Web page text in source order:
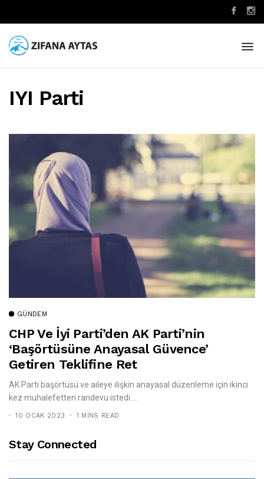
IYI Parti
GÜNDEM
CHP Ve İyi Parti’den AK Parti’nin
‘başörtüsüne Anayasal Güvence’
Getiren Teklifine Ret
AK Parti başörtüsü ve aileye ilişkin anayasal düzenleme için ikinci
kez muhalefetten randevu istedi....
10 OCAK 2023 1 MINS READ
Stay Connected